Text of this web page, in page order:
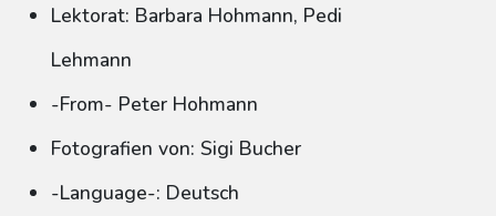
Lektorat: Barbara Hohmann, Pedi
Lehmann
-From- Peter Hohmann
Fotografien von: Sigi Bucher
-Language-: Deutsch